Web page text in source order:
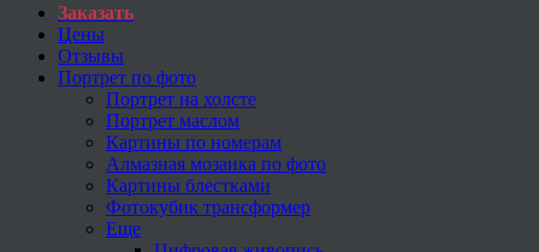
Заказать
Цены
Отзывы
Портрет по фото
Портрет на холсте
Портрет маслом
Картины по номерам
Алмазная мозаика по фото
Картины блестками
Фотокубик трансформер
Еще